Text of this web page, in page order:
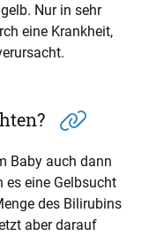
Nur in sehr
eine Krankheit,
Baby auch dann
es eine Gelbsucht
des Bilirubins
aber darauf